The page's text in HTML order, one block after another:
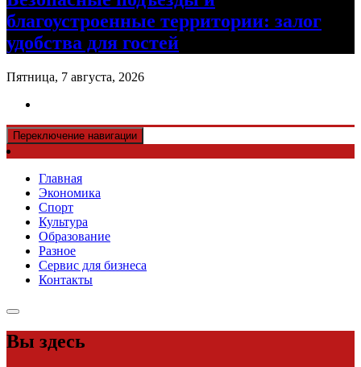
благоустроенные территории: залог
удобства для гостей
Пятница, 7 августа, 2026
Переключение навигации
Главная
Экономика
Спорт
Культура
Образование
Разное
Сервис для бизнеса
Контакты
Вы здесь